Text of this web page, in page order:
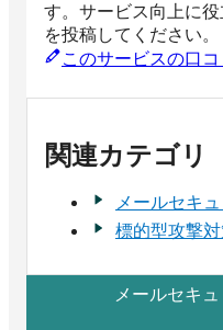
す。サービス向上に
を投稿してください。
このサービスの口コ
関連カテゴリ
メールセキ
標的型攻撃
メールセキ